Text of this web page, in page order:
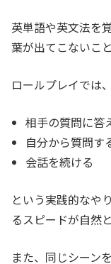
英単語や英文法を
葉が出てこないこ
ロールプレイでは、
相手の質問に答
自分から質問す
会話を続ける
という実践的なや
るスピードが自然
また、同じシーン